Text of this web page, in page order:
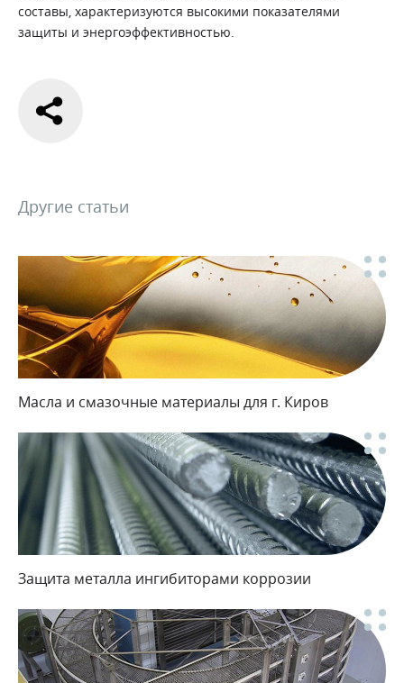
составы, характеризуются высокими показателями
защиты и энергоэффективностью.
Другие статьи
Масла и смазочные материалы для г. Киров
Защита металла ингибиторами коррозии